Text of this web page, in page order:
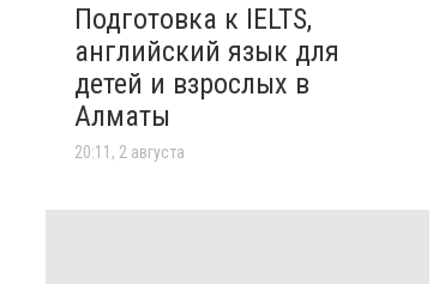
Подготовка к IELTS,
английский язык для
детей и взрослых в
Алматы
20:11, 2 августа